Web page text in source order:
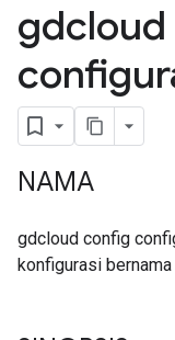
NAMA
gdcloud config
konfigurasi